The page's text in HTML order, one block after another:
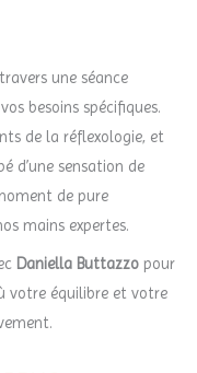
une séance
besoins spécifiques.
de la réflexologie, et
d’une sensation de
de pure
mains expertes.
Daniella Buttazzo pour
votre équilibre et votre